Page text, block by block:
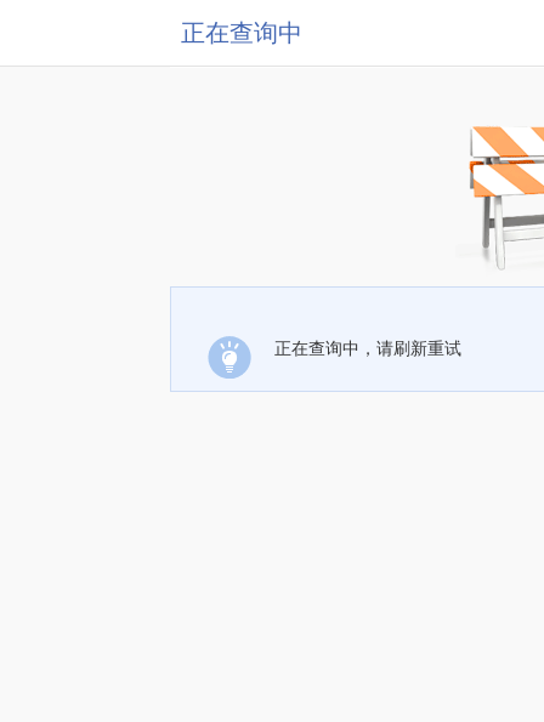
正在查询中
正在查询中，请刷新重试